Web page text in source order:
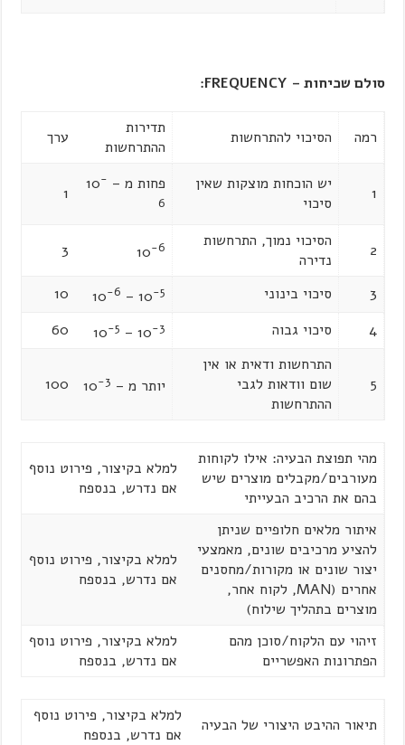
סולם שכיחות –
FREQUENCY
:
רמה הסיכוי להתרחשות
תדירות
ההתרחשות
ערך
1
יש הוכחות מוצקות שאין
סיכוי
פחות מ – 10 -
6
1
2
הסיכוי נמוך, התרחשות
נדירה
10-6
3
3 סיכוי בינוני 10-5
– 10
-6
10
4
סיכוי גבוה 10-3
– 10
-5
60
5
התרחשות ודאית או אין
שום וודאות לגבי
ההתרחשות
יותר מ – 10 -3
100
מהי תפוצת הבעיה: אילו לקוחות
מעורבים/מקבלים מוצרים שיש
בהם את הרכיב הבעייתי
למלא בקיצור, פירוט נוסף
אם נדרש, בנספח
איתור מלאים חלופיים שניתן
להציע מרכיבים שונים, מאמצעי
יצור שונים או מקורות/מחסנים
אחרים (MAN, לקוח אחר,
מוצרים בתהליך שילוח)
למלא בקיצור, פירוט נוסף
אם נדרש, בנספח
זיהוי עם הלקוח/סוכן מהם
הפתרונות האפשריים
למלא בקיצור, פירוט נוסף
אם נדרש, בנספח
תיאור ההיבט היצורי של הבעיה
למלא בקיצור, פירוט נוסף
אם נדרש, בנספח